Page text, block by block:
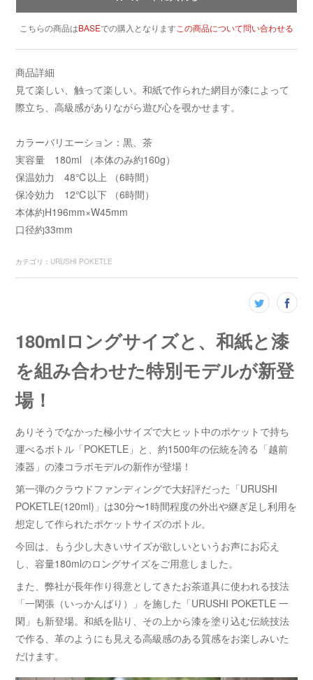
こちらの商品はBASEでの購入となります この商品について問い合わせる
商品詳細
見て楽しい、触って楽しい。和紙で作られた網目が漆によって
際立ち、高級感がありながら遊び心を覗かせます。
カラーバリエーション：黒、茶
実容量 180ml （本体のみ約160g）
保温効力 48℃以上 （6時間）
保冷効力 12℃以下 （6時間）
本体約H196mm×W45mm
口径約33mm
カテゴリ ： URUSHI POKETLE
180mlロングサイズと、和紙と漆
を組み合わせた特別モデルが新登
場！
ありそうでなかった極小サイズで大ヒット中のポケットで持ち
運べるボトル「POKETLE」と、約1500年の伝統を誇る「越前
漆器」の漆コラボモデルの新作が登場！
第一弾のクラウドファンディングで大好評だった「URUSHI
POKETLE(120ml)」は30分〜1時間程度の外出や継ぎ足し利用を
想定して作られたポケットサイズのボトル。
今回は、もう少し大きいサイズが欲しいというお声にお応え
し、容量180mlのロングサイズをご用意しました。
また、弊社が長年作り得意としてきたお茶道具に使われる技法
「一閑張（いっかんばり）」を施した「URUSHI POKETLE 一
閑」も新登場。和紙を貼り、その上から漆を塗り込む伝統技法
で作る、革のようにも見える高級感のある質感をお楽しみいた
だけます。